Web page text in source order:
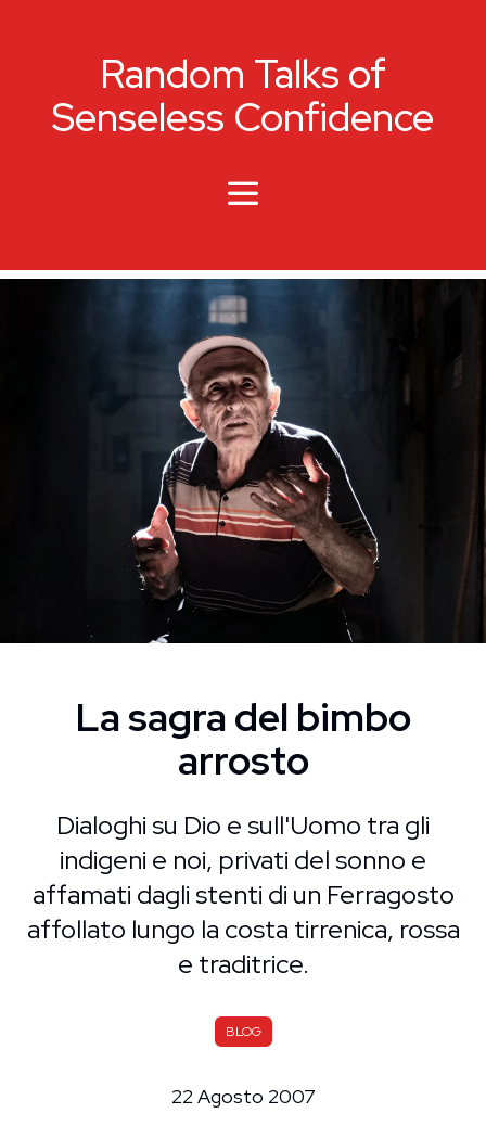
Random Talks of
Senseless Confidence
La sagra del bimbo
arrosto
Dialoghi su Dio e sull'Uomo tra gli
indigeni e noi, privati del sonno e
affamati dagli stenti di un Ferragosto
affollato lungo la costa tirrenica, rossa
e traditrice.
BLOG
22 Agosto 2007